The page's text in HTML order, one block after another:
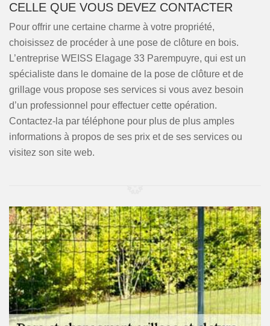
CELLE QUE VOUS DEVEZ CONTACTER
Pour offrir une certaine charme à votre propriété,
choisissez de procéder à une pose de clôture en bois.
L’entreprise WEISS Elagage 33 Parempuyre, qui est un
spécialiste dans le domaine de la pose de clôture et de
grillage vous propose ses services si vous avez besoin
d’un professionnel pour effectuer cette opération.
Contactez-la par téléphone pour plus de plus amples
informations à propos de ses prix et de ses services ou
visitez son site web.